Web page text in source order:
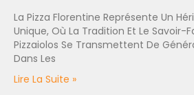
La Pizza Florentine Représente Un
Unique, Où La Tradition Et Le Savoir-
Pizzaiolos Se Transmettent De
Dans Les
Lire La Suite »